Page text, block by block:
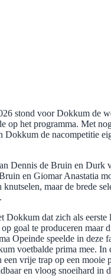
stond voor Dokkum de
op het programma. Met
Dokkum de nacompetitie
Dennis de Bruin en Durk
en Giomar Anastatia
maar de brede
Dokkum dat zich als
goal te produceren maar
Opeinde speelde in deze
voetbalde prima mee. In
een vrije trap op een mooie
en vloog snoeihard in